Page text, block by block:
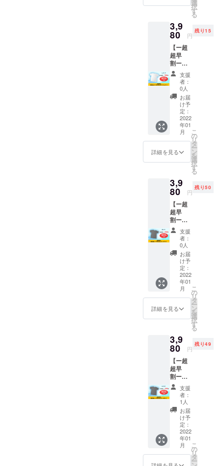
みのお
値段で
ト）Lサ
着お届
けしま
す。 定
価
13,200
円のと
ころ、
クラウ
ドファ
ンディ
ング特
別価
格ー超
超早
割ーの
3,980円
でご案
みのお
値段で
選
択
す
る
3,9
80 円
残り15
【ー超
超早
割ー瞬
間消臭
シャツ
PRONI
CAホワ
イトLL
サイ
ズ】 瞬
間消臭
シャツ
PRONI
CA（ホ
ワイ
を1着お
届けし
ます。
定価
13,200
円のと
ころ、
クラウ
ドファ
ンディ
ング特
別価
格ー超
超早
割ーの
3,980円
でご案
みのお
値段で
支援
者：
0人
お届
け予
定：
2022
年01
月
詳細を見る
こ
の
リ
タ
ー
ン
を
選
択
す
る
3,9
80 円
残り50
【ー超
超早
割ー瞬
間消臭
シャツ
PRONI
CAグ
レーSサ
イズ】
瞬間消
臭シャ
PRONI
CA（グ
レー）S
届けし
ます。
定価
13,200
円のと
ころ、
クラウ
ドファ
ンディ
ング特
別価
格ー超
超早
割ーの
3,980円
でご案
支援
者：
0人
お届
け予
定：
2022
年01
月
詳細を見る
こ
の
リ
タ
ー
ン
を
選
択
す
る
3,9
80 円
残り49
【ー超
超早
割ー瞬
間消臭
シャツ
PRONI
CAグ
レーM
サイ
ズ】 瞬
間消臭
シャツ
PRONI
CA（グ
支援
者：
1人
お届
け予
定：
2022
年01
月
こ
の
リ
タ
ー